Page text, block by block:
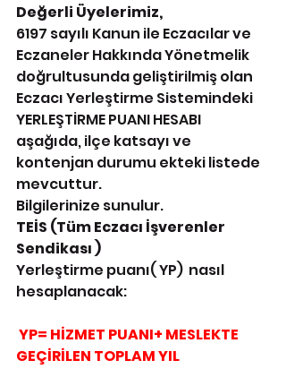
Değerli Üyelerimiz,
6197 sayılı Kanun ile Eczacılar ve
Eczaneler Hakkında Yönetmelik
doğrultusunda geliştirilmiş olan
Eczacı Yerleştirme Sistemindeki
YERLEŞTİRME PUANI HESABI
aşağıda, ilçe katsayı ve
kontenjan durumu ekteki listede
mevcuttur.
Bilgilerinize sunulur.
TEİS (Tüm Eczacı İşverenler
Sendikası )
Yerleştirme puanı( YP)  nasıl
hesaplanacak:
YP= HİZMET PUANI+ MESLEKTE
GEÇİRİLEN TOPLAM YIL